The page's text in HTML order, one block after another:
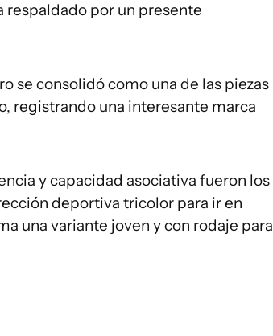
respaldado por un presente
se consolidó como una de las piezas
registrando una interesante marca
y capacidad asociativa fueron los
deportiva tricolor para ir en
una variante joven y con rodaje para